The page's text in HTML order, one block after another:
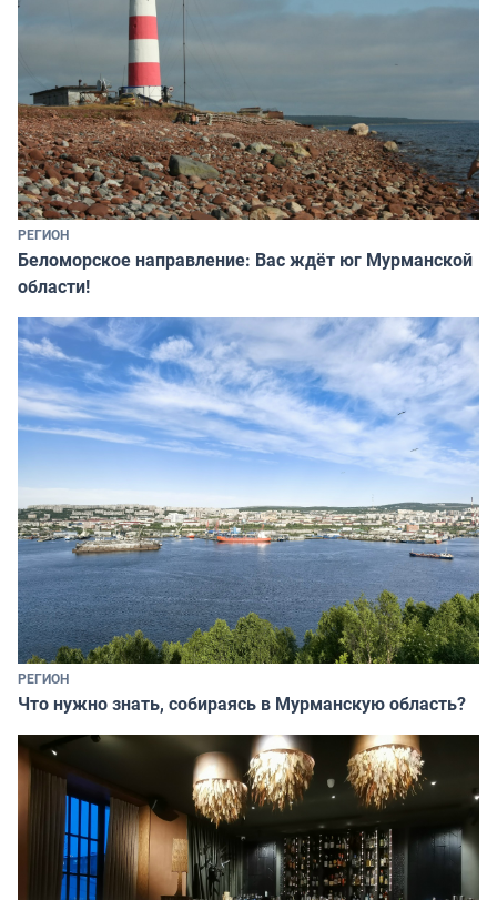
РЕГИОН
Беломорское направление: Вас ждёт юг Мурманской
области!
РЕГИОН
Что нужно знать, собираясь в Мурманскую область?